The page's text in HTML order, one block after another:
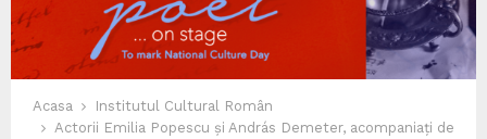
Acasa
Institutul Cultural Român
Actorii Emilia Popescu și András Demeter, acompaniați de